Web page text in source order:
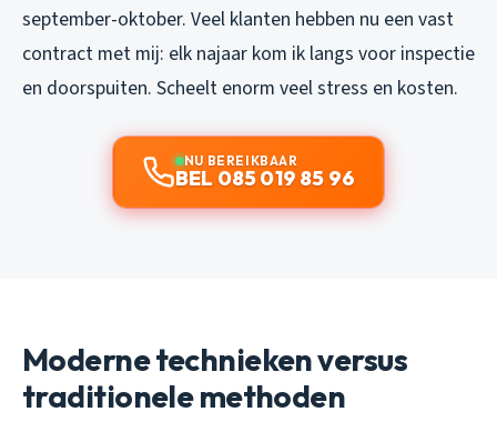
september-oktober. Veel klanten hebben nu een vast
contract met mij: elk najaar kom ik langs voor inspectie
en doorspuiten. Scheelt enorm veel stress en kosten.
NU BEREIKBAAR
BEL 085 019 85 96
Moderne technieken versus
traditionele methoden